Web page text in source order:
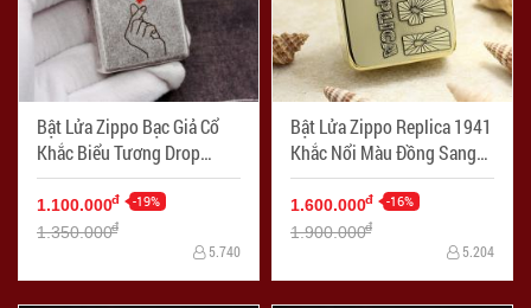
Bật Lửa Zippo Bạc Giả Cổ
Khắc Biểu Tương Drop
Heart - Mã SP: ZPC2371
1.100.000đ -19%
1.350.000đ
5.740
Bật Lửa Zippo Replica 1941
Khắc Nổi Màu Đồng Sang
Trọng - Mã SP: ZPC2370
1.600.000đ -16%
1.900.000đ
5.204